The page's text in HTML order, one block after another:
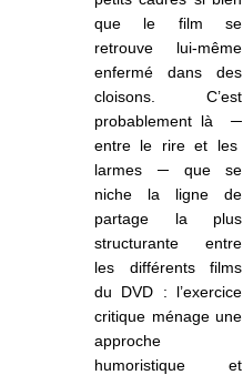
que le film se
retrouve lui-même
enfermé dans des
cloisons. C’est
probablement là─
entre le rire et les
larmes ─ que se
niche la ligne de
partage la plus
structurante entre
les différents films
du DVD : l’exercice
critique ménage une
approche
humoristique et